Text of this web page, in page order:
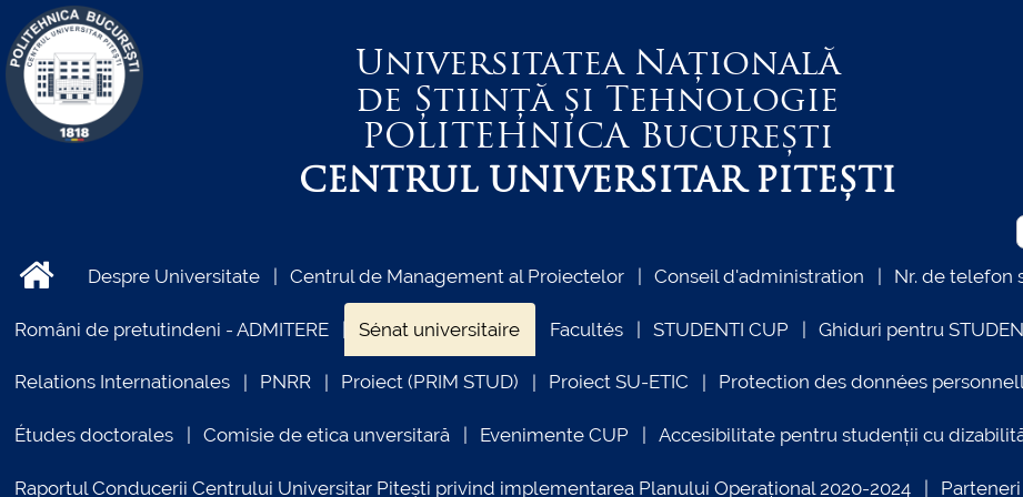
Universitatea Națională
de Știință și Tehnologie
POLITEHNICABucurești
CENTRUL UNIVERSITAR PITEȘTI
Despre Universitate Centrul de Management al Proiectelor Conseil d'administration Nr. de telefon
Români de pretutindeni - ADMITERE Sénat universitaire Facultés STUDENTI CUP Ghiduri pentru
Relations Internationales PNRR Proiect (PRIM STUD) Proiect SU-ETIC Protection des données
Études doctorales Comisie de etica unversitară Evenimente CUP Accesibilitate pentru studenții cu
Raportul Conducerii Centrului Universitar Pitești privind implementarea Planului Operațional 2020-2024